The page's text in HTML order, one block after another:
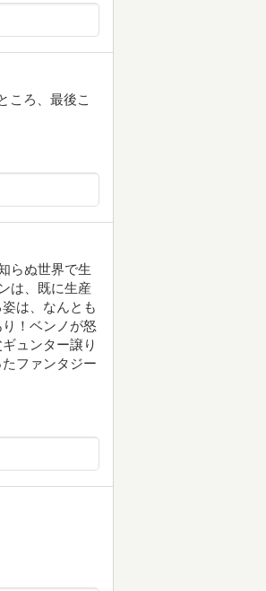
ころ、最後こ
らぬ世界で生
は、既に生産
は、なんとも
！ベンノが怒
ュンター譲り
ファンタジー